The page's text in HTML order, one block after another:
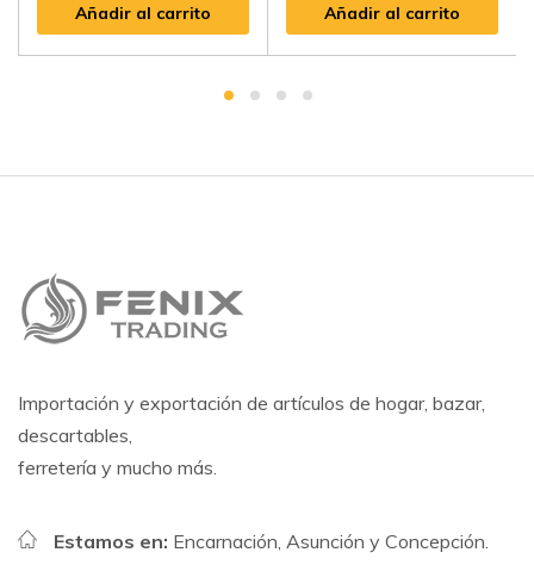
Añadir al carrito Añadir al carrito
Importación y exportación de artículos de hogar, bazar,
descartables,
ferretería y mucho más.
Estamos en: Encarnación, Asunción y Concepción.